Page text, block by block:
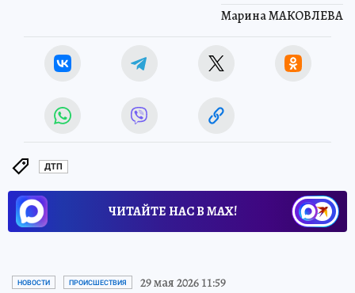
Марина МАКОВЛЕВА
ДТП
ЧИТАЙТЕ НАС В МАХ!
НОВОСТИ ПРОИСШЕСТВИЯ 29 мая 2026 11:59